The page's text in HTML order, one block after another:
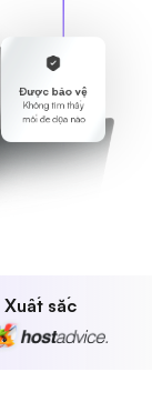
Được bảo vệ
Không tìm thấy
mối đe dọa nào
Xuất sắc